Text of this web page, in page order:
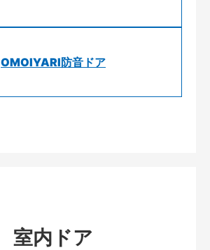
OMOIYARI防音ドア
室内ドア